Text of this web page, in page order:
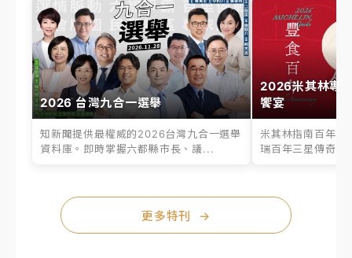
2026 台灣九合一選舉
知新聞提供最權威的2026台灣九合一選舉
資料庫。即時掌握六都縣市長、議...
2026米其林專
饗宴
米其林指南百年之
瑞百年三星傳奇、
更多特刊 →